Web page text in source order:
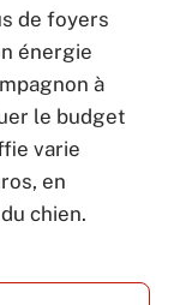
de foyers
énergie
à
le budget
varie
en
chien.